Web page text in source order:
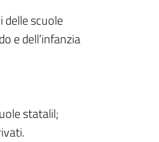
delle scuole
e dell’infanzia
statalil;